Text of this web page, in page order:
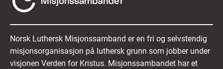
Norsk Luthersk Misjonssamband er en fri og selvstendig
misjonsorganisasjon på luthersk grunn som jobber under
visjonen Verden for Kristus. Misjonssambandet har et